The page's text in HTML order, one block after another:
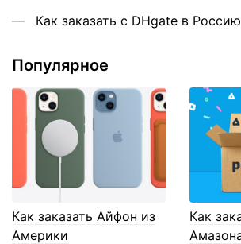
Как заказать с DHgate в Россию
Популярное
Как заказать Айфон из
Америки
Как